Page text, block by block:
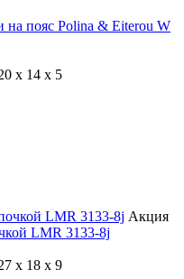
на пояс Polina & Eiterou W
x 14 x 5
Акция
LMR 3133-8j
x 18 x 9